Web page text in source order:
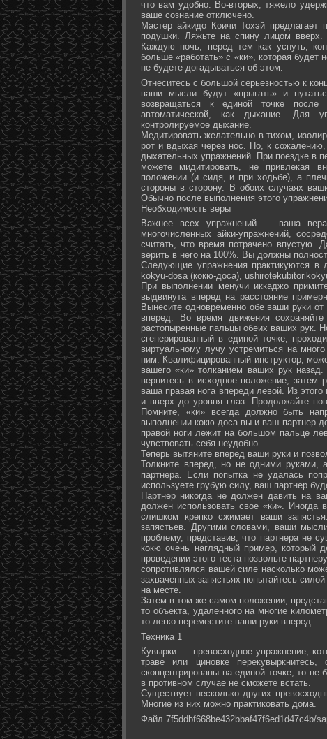
что вам удобно. Во-вторых, тяжело
ваше сознание отключено.
Мастер айкидо Коичи Тохэй
подушки. Ляжьте на спину лицом
Каждую ночь, перед тем как уснуть,
больше «работать» с «ки», которая
не будете догадываться об этом.
Отнеситесь с большой серьезностью к
ваши мысли будут «прыгать» и
возвращаться к единой точке после
автоматической, как дыхание. Для
контролируемое дыхание.
Медитировать желательно в тихом,
рот и вдыхая через нос. Но, к
дыхательных упражнений. При поездке в
можете мидитировать, не привлекая
положении (и сидя, и при ходьбе), а
стороны в сторону. В обоих случаях
Обычно после выполнения этого
Необходимость веры
Важнее всех упражнений — ваша
многочисленных айки-упражнений,
считать, что время потрачено впустую.
верить в него на 100%. Вы должны
Следующие упражнения практикуются в
kokyu-dosa (кокю-доса),
При выполнении менучи иккаджо
выдвинута вперед на расстояние
Вынесите одновременно обе ваши руки
вперед. Во время движения
растопыренные пальцы обеих ваших рук.
сгенерированный в единой точке,
виртуальному лучу устремиться на
ним. Квалифицированный инструктор,
вашего «ки» толканием ваших рук
вернитесь в исходное положение, затем
ваша правая нога впереди левой. Из
и вверх до уровня глаз. Продолжайте
Помните, «ки» всегда должно быть
выполнении кокю-доса вы и ваш партнер
правой ноги лежит на большом пальце
чувствовать себя неудобно.
Теперь вытяните вперед ваши руки и
Толкните вперед, но не одними
партнера. Если попытка не удалась
используете грубую силу, ваш партнер
Партнер никогда не должен давить на
должен использовать свое «ки». Иногда
слишком крепко сжимает ваши
запястьев. Другими словами, ваши
проблему, представив, что партнера не
кокю очень наглядный пример, который
проведении этого теста позвольте
сопротивлялся вашей силе насколько
захваченных запястьях попытайтесь
на месте.
Затем в том же самом положении,
то объекта, удаленного на многие
то легко переместите ваши руки вперед.
Техника 1
Кувырки — превосходное упражнение,
траве или циновке
сконцентрированы на единой точке, то не
в противном случае не сможете встать.
Существует несколько других
Многие из них можно практиковать дома.
Файл 7f5ddbf668be432bbaf47f6ed1d47c4b/